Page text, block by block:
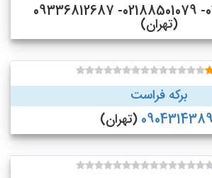
02188500457- 02188501079- 09336812687
(تهران)
برکه فراست
(تهران)